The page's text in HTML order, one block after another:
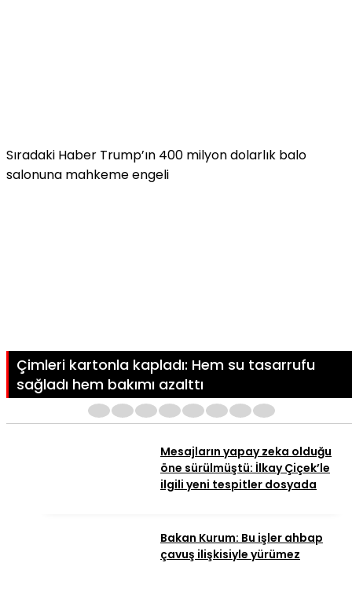
Sıradaki Haber Trump’ın 400 milyon dolarlık balo
salonuna mahkeme engeli
Çimleri kartonla kapladı: Hem su tasarrufu
sağladı hem bakımı azalttı
Mesajların yapay zeka olduğu
öne sürülmüştü: İlkay Çiçek’le
ilgili yeni tespitler dosyada
Bakan Kurum: Bu işler ahbap
çavuş ilişkisiyle yürümez